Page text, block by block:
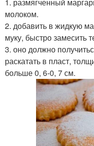
молоком.
2. добавить в жидкую
муку, быстро замесить
3. оно должно
раскатать в пласт,
больше 0, 6-0, 7 см.